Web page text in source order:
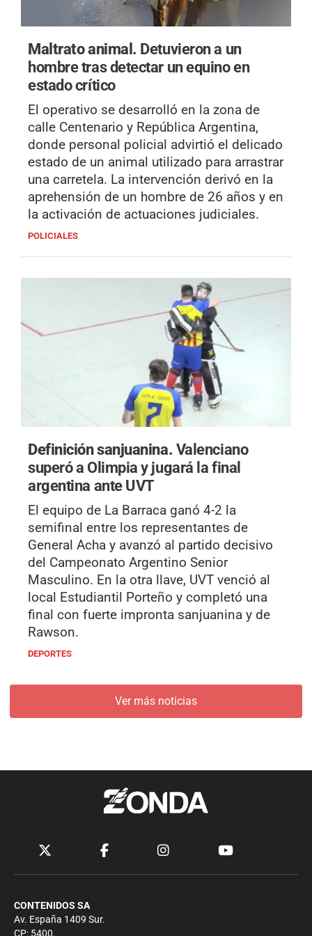
Maltrato animal. Detuvieron a un
hombre tras detectar un equino en
estado crítico
El operativo se desarrolló en la zona de
calle Centenario y República Argentina,
donde personal policial advirtió el delicado
estado de un animal utilizado para arrastrar
una carretela. La intervención derivó en la
aprehensión de un hombre de 26 años y en
la activación de actuaciones judiciales.
POLICIALES
Definición sanjuanina. Valenciano
superó a Olimpia y jugará la final
argentina ante UVT
El equipo de La Barraca ganó 4-2 la
semifinal entre los representantes de
General Acha y avanzó al partido decisivo
del Campeonato Argentino Senior
Masculino. En la otra llave, UVT venció al
local Estudiantil Porteño y completó una
final con fuerte impronta sanjuanina y de
Rawson.
DEPORTES
Ver más noticias
CONTENIDOS SA
Av. España 1409 Sur.